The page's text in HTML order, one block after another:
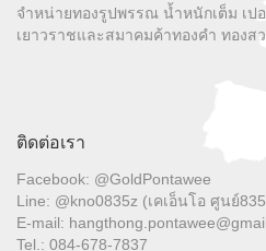
จำหน่ายทองรูปพรรณ น้ำหนักเต็ม เป
เยาวราชและสมาคมค้าทองคำ ทองส
ติดต่อเรา
Facebook: @GoldPontawee
Line: @kno0835z (เคเอ็นโอ ศูนย์
E-mail:
Tel.: 084-678-7837